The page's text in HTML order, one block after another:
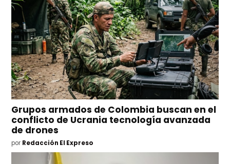
Grupos armados de Colombia buscan en el
conflicto de Ucrania tecnología avanzada
de drones
por Redacción El Expreso